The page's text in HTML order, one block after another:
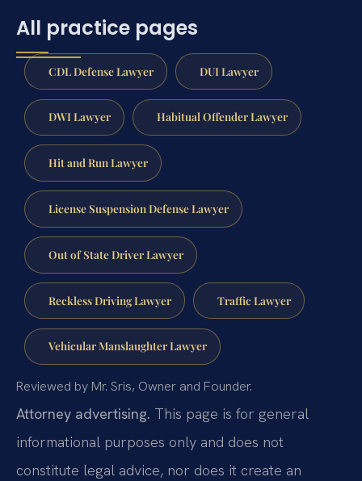
All practice pages
CDL Defense Lawyer DUI Lawyer
DWI Lawyer Habitual Offender Lawyer
Hit and Run Lawyer
License Suspension Defense Lawyer
Out of State Driver Lawyer
Reckless Driving Lawyer Traffic Lawyer
Vehicular Manslaughter Lawyer
Reviewed by Mr. Sris, Owner and Founder.
Attorney advertising. This page is for general
informational purposes only and does not
constitute legal advice, nor does it create an